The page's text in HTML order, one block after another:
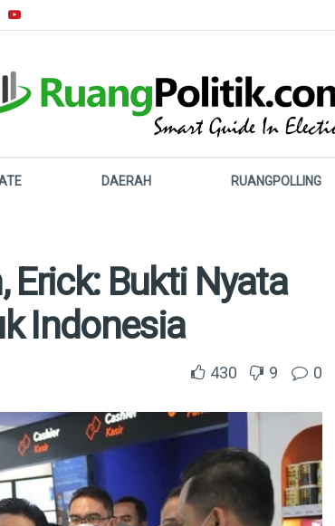
DAERAH RUANGPOLLING
Erick: Bukti Nyata
Indonesia
430 9 0